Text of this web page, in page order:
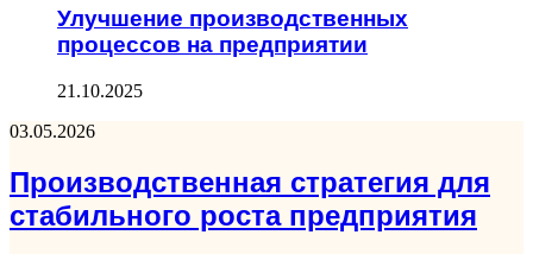
Улучшение производственных
процессов на предприятии
21.10.2025
03.05.2026
Производственная стратегия для
стабильного роста предприятия